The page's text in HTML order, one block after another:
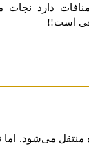
دارد
است!!
منتقل می‌شود.